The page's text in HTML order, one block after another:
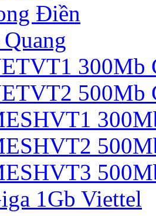
Điền
300Mb
500Mb
1Gb Viettel